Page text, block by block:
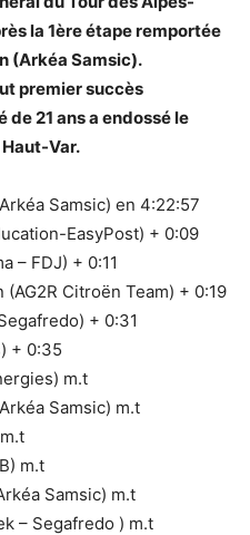
la 1ère étape remportée
(Arkéa Samsic).
premier succès
21 ans a endossé le
Var.
Samsic) en 4:22:57
EasyPost) + 0:09
– FDJ) + 0:11
(AG2R Citroën Team) + 0:19
+ 0:31
+ 0:35
m.t
Samsic) m.t
m.t
Samsic) m.t
– Segafredo ) m.t